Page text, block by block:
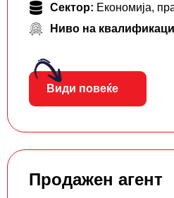
Сектор: Економија,
Ниво на
Види повеќе
Продажен агент